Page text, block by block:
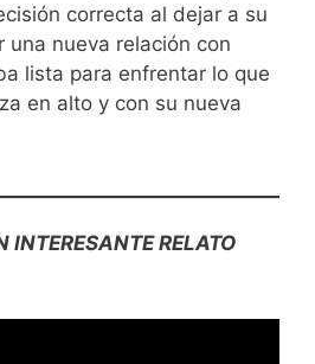
correcta al dejar a su
una nueva relación con
lista para enfrentar lo que
en alto y con su nueva
INTERESANTE RELATO